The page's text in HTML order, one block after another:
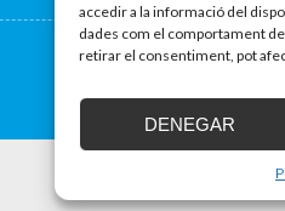
accedir a la informació del
dades com el comportament
retirar el consentiment, pot
DENEGAR